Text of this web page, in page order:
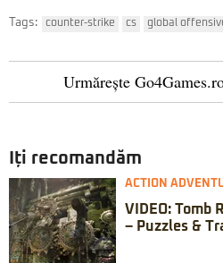
Tags: counter-strike cs global
Urmărește
Iți recomandăm
ACTION
VIDEO: Tomb
– Puzzles &